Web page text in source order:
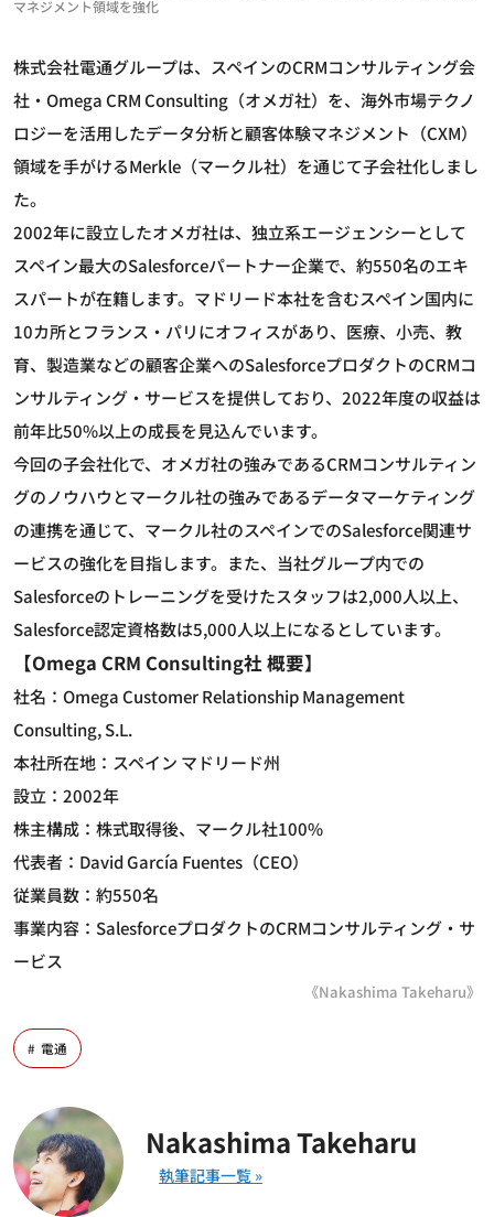
マネジメント領域を強化
株式会社電通グループは、スペインのCRMコンサルティング会
社・Omega CRM Consulting（オメガ社）を、海外市場テクノ
ロジーを活用したデータ分析と顧客体験マネジメント（CXM）
領域を手がけるMerkle（マークル社）を通じて子会社化しまし
た。
2002年に設立したオメガ社は、独立系エージェンシーとして
スペイン最大のSalesforceパートナー企業で、約550名のエキ
スパートが在籍します。マドリード本社を含むスペイン国内に
10カ所とフランス・パリにオフィスがあり、医療、小売、教
育、製造業などの顧客企業へのSalesforceプロダクトのCRMコ
ンサルティング・サービスを提供しており、2022年度の収益は
前年比50%以上の成長を見込んでいます。
今回の子会社化で、オメガ社の強みであるCRMコンサルティン
グのノウハウとマークル社の強みであるデータマーケティング
の連携を通じて、マークル社のスペインでのSalesforce関連サ
ービスの強化を目指します。また、当社グループ内での
Salesforceのトレーニングを受けたスタッフは2,000人以上、
Salesforce認定資格数は5,000人以上になるとしています。
【Omega CRM Consulting社 概要】
社名：Omega Customer Relationship Management
Consulting, S.L.
本社所在地：スペイン マドリード州
設立：2002年
株主構成：株式取得後、マークル社100%
代表者：David García Fuentes（CEO）
従業員数：約550名
事業内容：SalesforceプロダクトのCRMコンサルティング・サ
ービス
《Nakashima Takeharu》
電通
Nakashima Takeharu